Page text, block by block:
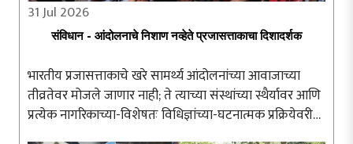
31 Jul 2026
संविधान - आंदोलनाचे निशाण नव्हेते प्रजासत्ताकाचा दिशादर्शक
भारतीय प्रजासत्ताकाचे खरे सामर्थ्य आंदोलनांच्या आवाजाच्या
तीव्रतेवर मोजले जाणार नाही; ते त्याच्या संस्थांच्या स्थैर्यावर आणि
प्रत्येक नागरिकाच्या-विशेषतः विधिज्ञांच्या-घटनात्मक प्रक्रियेवरील